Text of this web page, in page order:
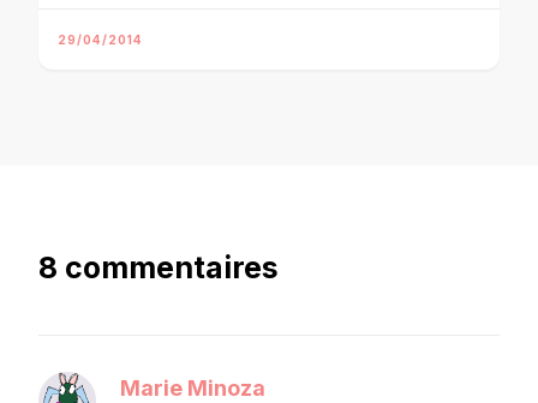
29/04/2014
8 commentaires
Marie Minoza